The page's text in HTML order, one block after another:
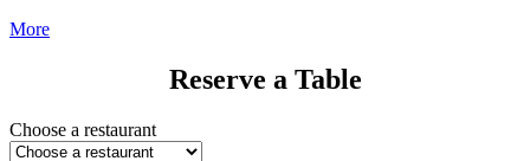
More
Reserve a Table
Choose a restaurant